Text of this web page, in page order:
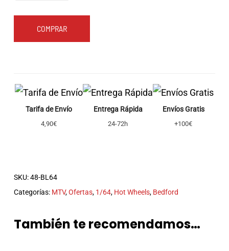
COMPRAR
Tarifa de Envío
4,90€
Entrega Rápida
24-72h
Envíos Gratis
+100€
SKU:48-BL64
Categorías: MTV,Ofertas, 1/64, Hot Wheels, Bedford
También te recomendamos…